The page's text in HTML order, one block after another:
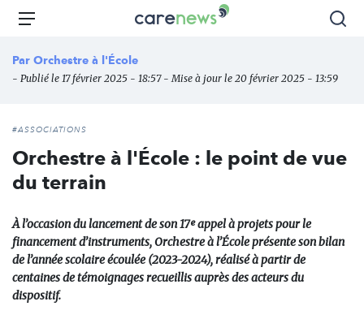
Aller
principal
Carenews,
des
Menu
Par Orchestre à l'École
- Publié le 17 février 2025 - 18:57 - Mise à jour le 20 février 2025 - 13:59
#ASSOCIATIONS
Orchestre à l'École : le point de vue
du terrain
À l’occasion du lancement de son 17ᵉ appel à projets pour le
financement d’instruments, Orchestre à l’École présente son bilan
de l’année scolaire écoulée (2023-2024), réalisé à partir de
centaines de témoignages recueillis auprès des acteurs du
dispositif.